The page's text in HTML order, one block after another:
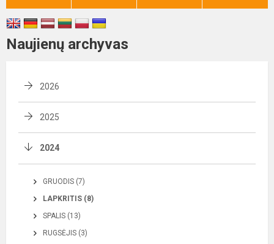
Naujienų archyvas
2026
2025
2024
GRUODIS (7)
LAPKRITIS (8)
SPALIS (13)
RUGSĖJIS (3)